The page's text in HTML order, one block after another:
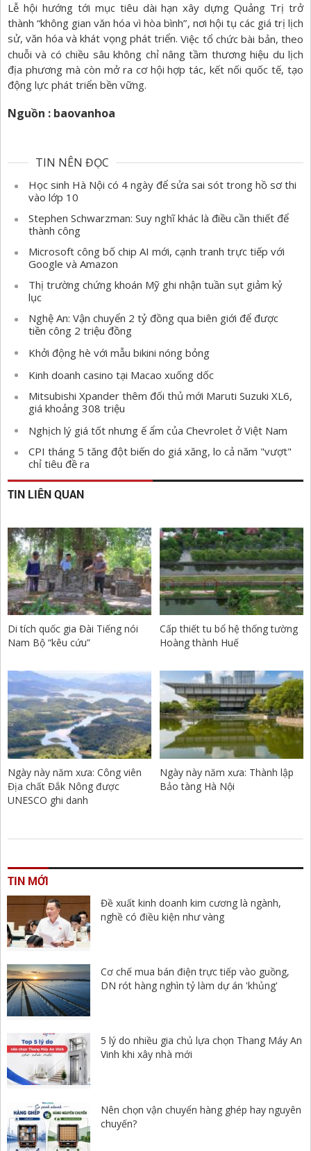
Lễ hội hướng tới mục tiêu dài hạn xây dựng Quảng Trị trở
thành “không gian văn hóa vì hòa bình”, nơi hội tụ các giá trị lịch
sử, văn hóa và khát vọng phát triển.Việc tổ chức bài bản, theo
chuỗi và có chiều sâu không chỉ nâng tầm thương hiệu du lịch
địa phương mà còn mở ra cơ hội hợp tác, kết nối quốc tế, tạo
động lực phát triển bền vững.
Nguồn : baovanhoa
TIN NÊN ĐỌC
Học sinh Hà Nội có 4 ngày để sửa sai sót trong hồ sơ thi
vào lớp 10
Stephen Schwarzman: Suy nghĩ khác là điều cần thiết để
thành công
Microsoft công bố chip AI mới, cạnh tranh trực tiếp với
Google và Amazon
Thị trường chứng khoán Mỹ ghi nhận tuần sụt giảm kỷ
lục
Nghệ An: Vận chuyển 2 tỷ đồng qua biên giới để được
tiền công 2 triệu đồng
Khởi động hè với mẫu bikini nóng bỏng
Kinh doanh casino tại Macao xuống dốc
Mitsubishi Xpander thêm đối thủ mới Maruti Suzuki XL6,
giá khoảng 308 triệu
Nghịch lý giá tốt nhưng ế ẩm của Chevrolet ở Việt Nam
CPI tháng 5 tăng đột biến do giá xăng, lo cả năm "vượt"
chỉ tiêu đề ra
TIN LIÊN QUAN
Di tích quốc gia Đài Tiếng nói
Nam Bộ “kêu cứu”
Cấp thiết tu bổ hệ thống tường
Hoàng thành Huế
Ngày này năm xưa: Công viên
Địa chất Đắk Nông được
UNESCO ghi danh
Ngày này năm xưa: Thành lập
Bảo tàng Hà Nội
TIN MỚI
Đề xuất kinh doanh kim cương là ngành,
nghề có điều kiện như vàng
Cơ chế mua bán điện trực tiếp vào guồng,
DN rót hàng nghìn tỷ làm dự án 'khủng'
5 lý do nhiều gia chủ lựa chọn Thang Máy An
Vinh khi xây nhà mới
Nên chọn vận chuyển hàng ghép hay nguyên
chuyến?